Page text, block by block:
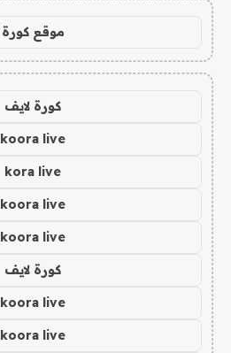
موقع كورة
كورة لايف
koora live
kora live
koora live
koora live
كورة لايف
koora live
koora live